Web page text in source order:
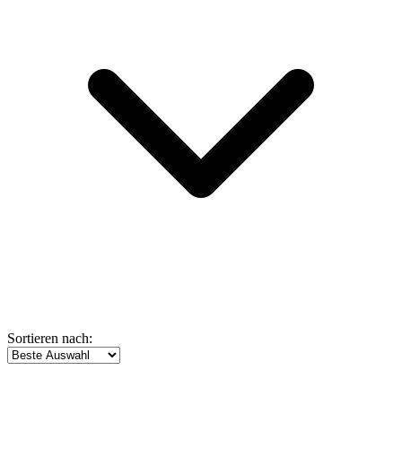
Sortieren nach: